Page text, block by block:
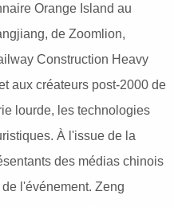
Orange Island au
de Zoomlion,
Construction Heavy
aux créateurs post-2000 de
lourde, les technologies
À l'issue de la
des médias chinois
l'événement. Zeng